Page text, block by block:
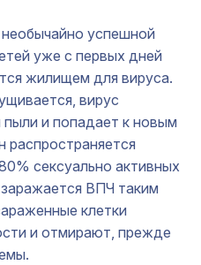
необычайно успешной
уже с первых дней
жилищем для вируса.
вирус
пыли и попадает к новым
распространяется
сексуально активных
ВПЧ таким
клетки
и отмирают, прежде